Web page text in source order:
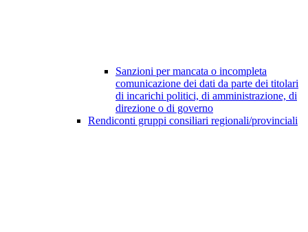
Sanzioni per mancata o incompleta
comunicazione dei dati da parte dei titolari
di incarichi politici, di amministrazione, di
direzione o di governo
Rendiconti gruppi consiliari regionali/provinciali